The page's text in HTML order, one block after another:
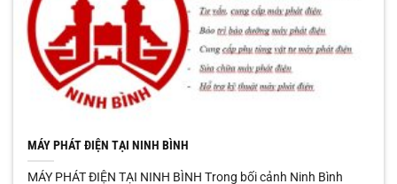
MÁY PHÁT ĐIỆN TẠI NINH BÌNH
MÁY PHÁT ĐIỆN TẠI NINH BÌNH Trong bối cảnh Ninh Bình